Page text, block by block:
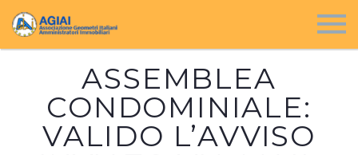
ASSEMBLEA
CONDOMINIALE:
VALIDO L’AVVISO